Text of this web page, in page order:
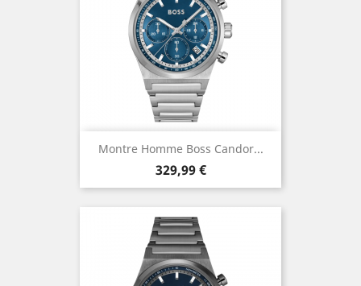
Montre Homme Boss Candor...
Prix
329,99 €